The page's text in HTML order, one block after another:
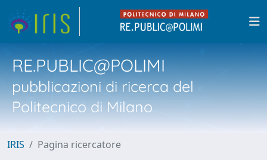
RE.PUBLIC@POLIMI
pubblicazioni di ricerca del
Politecnico di Milano
IRIS Pagina ricercatore